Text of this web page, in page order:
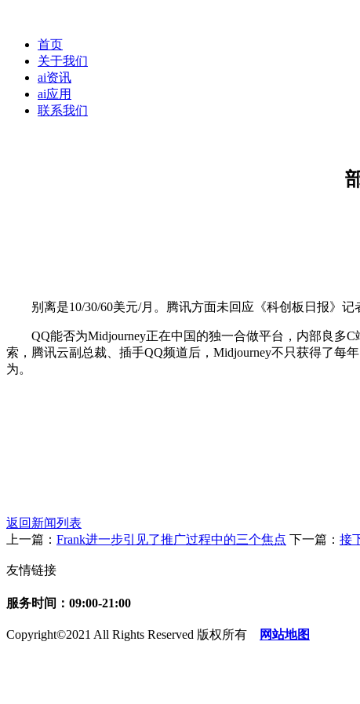
首页
关于我们
ai资讯
ai应用
联系我们
别离是10/30/60美元/月。腾讯方面未回应《科创板日报》记
QQ能否为Midjourney正在中国的独一合做平台，内部良多C
索，腾讯云副总裁、插手QQ频道后，Midjourney不只获得了每
为。
返回新闻列表
上一篇： Frank进一步引见了推广过程中的三个焦点 下一篇： 接
友情链接
服务时间：09:00-21:00
Copyright©2021 All Rights Reserved 版权所有 网站地图